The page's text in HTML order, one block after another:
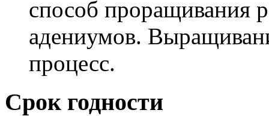
способ проращивания
адениумов.
процесс.
Срок годности